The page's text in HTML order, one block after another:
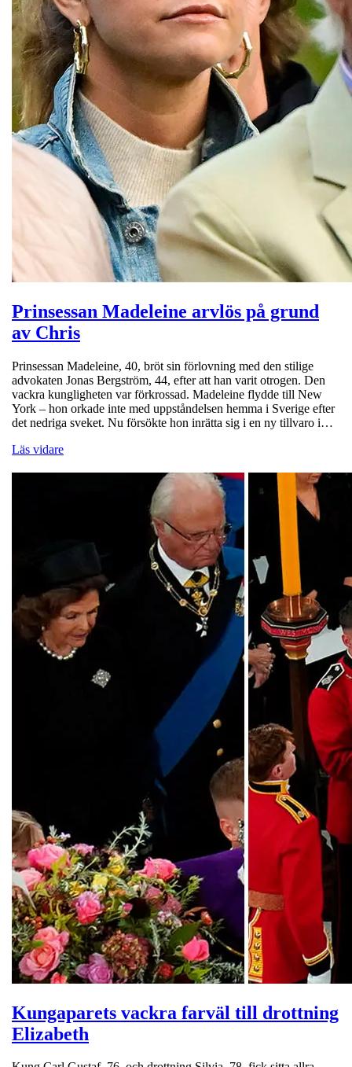
Prinsessan Madeleine arvlös på grund
av Chris
Prinsessan Madeleine, 40, bröt sin förlovning med den stilige
advokaten Jonas Bergström, 44, efter att han varit otrogen. Den
vackra kungligheten var förkrossad. Madeleine flydde till New
York – hon orkade inte med uppståndelsen hemma i Sverige efter
det nedriga sveket. Nu försökte hon inrätta sig i en ny tillvaro i…
Läs vidare
Kungaparets vackra farväl till drottning
Elizabeth